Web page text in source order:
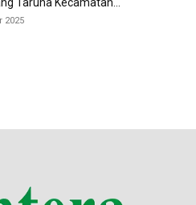
Taruna Kecamatan...
2025